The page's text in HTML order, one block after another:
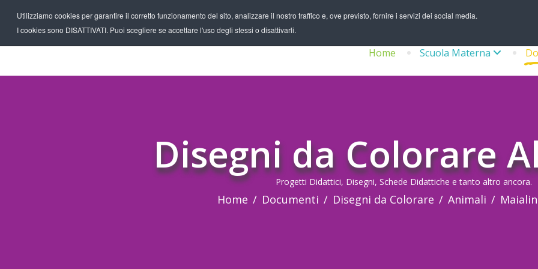
Utilizziamo cookies per garantire il corretto funzionamento del sito, analizzare il nostro traffico e, ove previsto, fornire i servizi dei social media.
I cookies sono DISATTIVATI. Puoi scegliere se accettare l'uso degli stessi o disattivarli.
Home Scuola Materna
Disegni da Colorare
Progetti Didattici, Disegni, Schede Didattiche e tanto altro ancora.
Home Documenti Disegni da Colorare Animali